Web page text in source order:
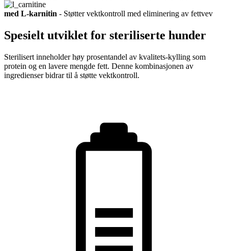
med L-karnitin - Støtter vektkontroll med eliminering av fettvev
Spesielt utviklet for steriliserte hunder
Sterilisert inneholder høy prosentandel av kvalitets-kylling som
protein og en lavere mengde fett. Denne kombinasjonen av
ingredienser bidrar til å støtte vektkontroll.